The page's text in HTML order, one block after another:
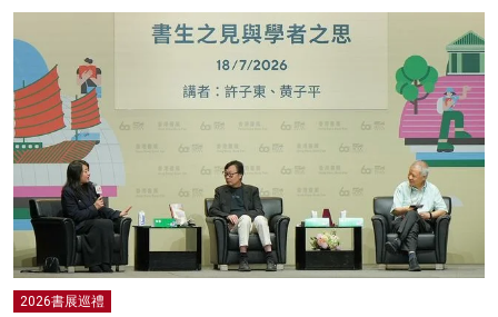
2026書展巡禮